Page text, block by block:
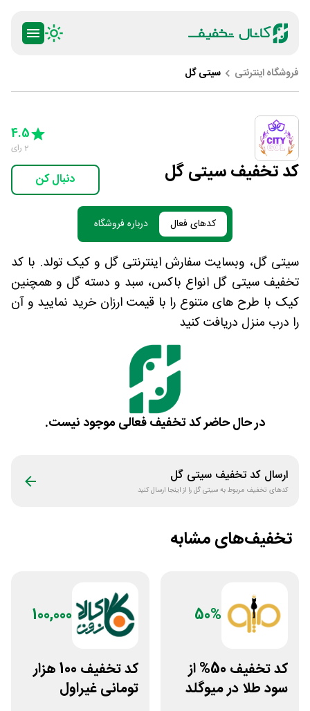
فروشگاه اینترنتی سیتی گل
کد تخفیف سیتی گل
4 Stars
5 Stars
4.5
2 رای
دنبال کن
کدهای فعال درباره فروشگاه
سیتی گل، وبسایت سفارش اینترنتی گل و کیک تولد. با کد
تخفیف سیتی گل انواع باکس، سبد و دسته گل و همچنین
کیک با طرح های متنوع را با قیمت ارزان خرید نمایید و آن
را درب منزل دریافت کنید
در حال حاضر کد تخفیف فعالی موجود نیست.
ارسال کد تخفیف سیتی گل
کدهای تخفیف مربوط بهسیتی گلرا از اینجا ارسال کنید
تخفیف‌های مشابه
50%
کد تخفیف 50% از
سود طلا در میوگلد
100,000
کد تخفیف 100 هزار
تومانی غیراول